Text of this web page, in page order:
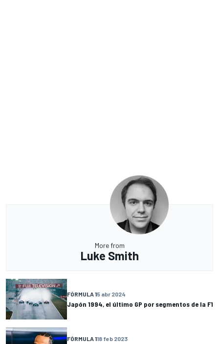
More from
Luke Smith
FÓRMULA 15 abr 2024
Japón 1994, el último GP por segmentos de la F1
FÓRMULA 118 feb 2023